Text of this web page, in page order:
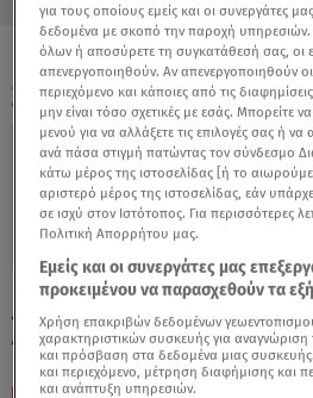
ΟΛΑ ΤΑ ΒΙΝΤΕΟ
Παίζει Ντραμς Και Τους
Αφήνει Όλους Με Το Στόμα
Ανοιχτό
Στα
για τους οποίους εμείς και οι συνεργάτες
δεδομένα με σκοπό την παροχή υπηρεσιών.
όλων ή αποσύρετε τη συγκατάθεσή σας, οι
απενεργοποιηθούν. Αν απενεργοποιηθούν οι
περιεχόμενο και κάποιες από τις
μην είναι τόσο σχετικές με εσάς. Μπορείτε
μενού για να αλλάξετε τις επιλογές σας ή
ανά πάσα στιγμή πατώντας τον σύνδεσμο
κάτω μέρος της ιστοσελίδας [ή το
αριστερό μέρος της ιστοσελίδας, εάν
σε ισχύ στον Ιστότοπος. Για περισσότερες
Πολιτική Απορρήτου μας.
Εμείς και οι συνεργάτες μας
προκειμένου να παρασχεθούν τα
Χρήση επακριβών δεδομένων
χαρακτηριστικών συσκευής για
και πρόσβαση στα δεδομένα μιας
και περιεχόμενο, μέτρηση διαφήμισης και
και ανάπτυξη υπηρεσιών.